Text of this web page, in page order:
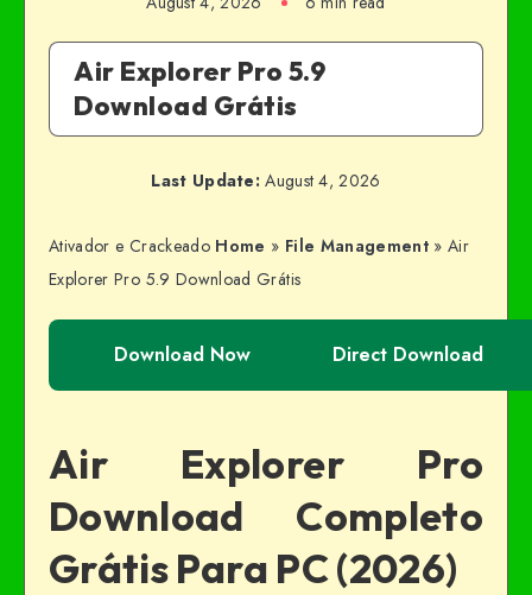
Air Explorer Pro 5.9
Download Grátis
Last Update: August 4, 2026
Ativador e Crackeado Home » File Management »Air
Explorer Pro 5.9 Download Grátis
Download Now Direct Download
Air Explorer Pro
Download Completo
Grátis Para PC (2026)